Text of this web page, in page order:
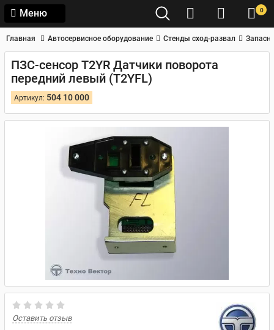
Меню 0
Главная Автосервисное оборудование Стенды сход-развал
ПЗС-сенсор T2YR Датчики поворота
передний левый (T2YFL)
Артикул: 504 10 000
Оставить отзыв